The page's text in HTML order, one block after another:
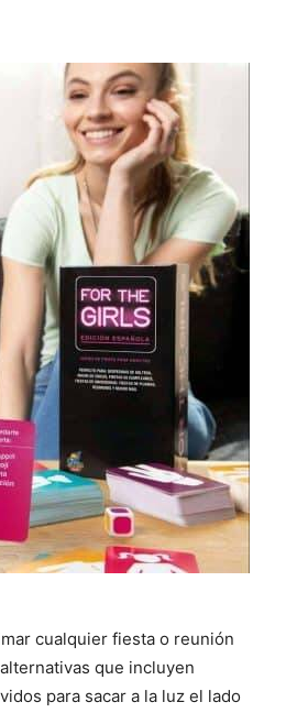
cualquier fiesta o reunión
que incluyen
para sacar a la luz el lado